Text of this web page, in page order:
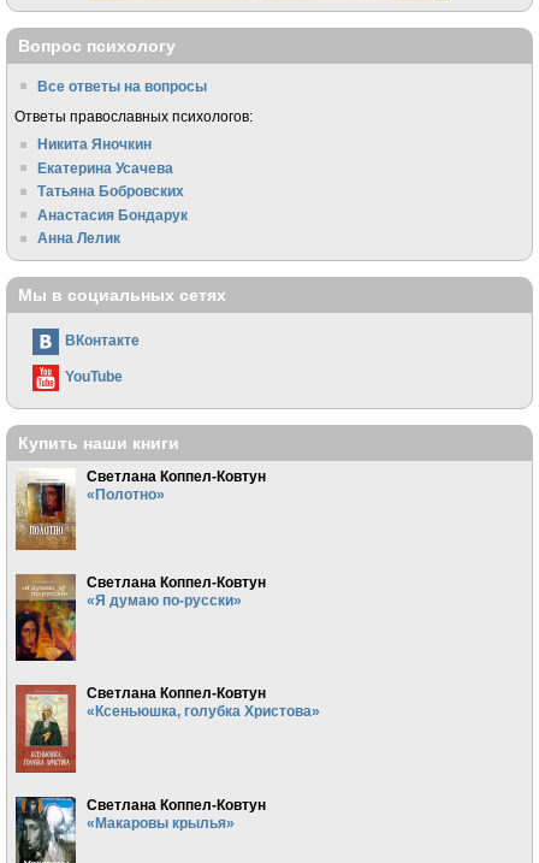
Вопрос психологу
Все ответы на вопросы
Ответы православных психологов:
Никита Яночкин
Екатерина Усачева
Татьяна Бобровских
Анастасия Бондарук
Анна Лелик
Мы в социальных сетях
ВКонтакте
YouTube
Купить наши книги
Светлана Коппел-Ковтун
«Полотно»
Светлана Коппел-Ковтун
«Я думаю по-русски»
Светлана Коппел-Ковтун
«Ксеньюшка, голубка Христова»
Светлана Коппел-Ковтун
«Макаровы крылья»